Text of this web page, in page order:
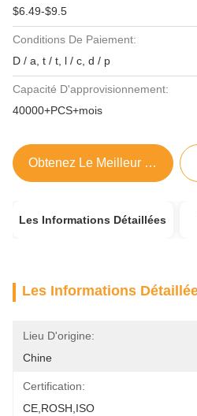
$6.49-$9.5
Conditions De Paiement:
D / a, t / t, l / c, d / p
Capacité D'approvisionnement:
40000+PCS+mois
Obtenez Le Meilleur Prix
Les Informations Détaillées
Les Informations
Lieu D'origine:
Chine
Certification:
CE,ROSH,ISO